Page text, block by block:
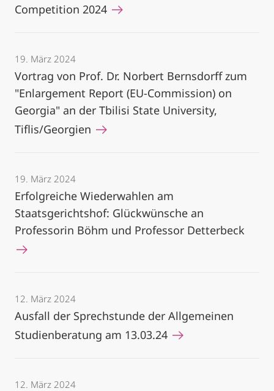
Competition 2024
19. März 2024
Vortrag von Prof. Dr. Norbert Bernsdorff zum
"Enlargement Report (EU-Commission) on
Georgia" an der Tbilisi State University,
Tiflis/Georgien
19. März 2024
Erfolgreiche Wiederwahlen am
Staatsgerichtshof: Glückwünsche an
Professorin Böhm und Professor Detterbeck
12. März 2024
Ausfall der Sprechstunde der Allgemeinen
Studienberatung am 13.03.24
12. März 2024